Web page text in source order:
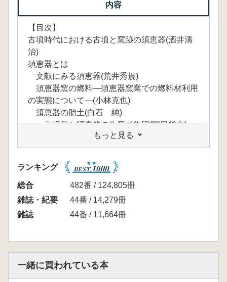
内容
【目次】
古墳時代における古墳と窯跡の須恵器(酒井清
治)
須恵器とは
文献にみる須恵器(荒井秀規)
須恵器窯の燃料―須恵器窯業での燃料材利用
の実態について―(小林克也)
須恵器の胎土(白石 純)
ヘラ記号と須恵器の生産者集団(岡田裕之)
須恵器の儀礼―土師器との比較をとおして
(寺前直人)
古墳からみた須恵器の変容 関東(小林孝秀)
東海―古墳出土須恵器にみる地域性―(鈴木
一有)
近畿―木簡直葬墓の須恵器―(北山峰生)
九州(木村龍生)
を中心に―(中里信之)
もっと見る
ランキング
総合
482番 / 124,805冊
雑誌・紀要
44番 / 14,279冊
雑誌
44番 / 11,664冊
一緒に買われている本